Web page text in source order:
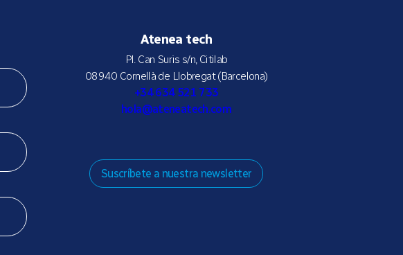
Atenea tech
Pl. Can Suris s/n, Citilab
08940 Cornellà de Llobregat (Barcelona)
+34 634 521 733
hola@ateneatech.com
Suscríbete a nuestra newsletter